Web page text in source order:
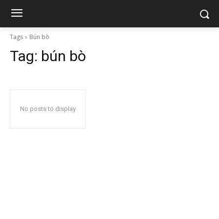
Tags Bún bò
Tag: bún bò
No posts to display